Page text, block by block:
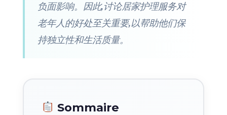
负面影响。因此,讨论居家护理服务对
老年人的好处至关重要,以帮助他们保
持独立性和生活质量。
Sommaire